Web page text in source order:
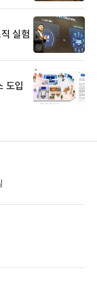
실험
도입